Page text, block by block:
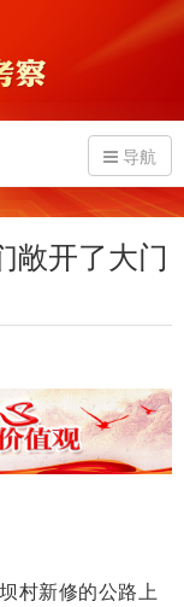
导航
敞开了大门
村新修的公路上